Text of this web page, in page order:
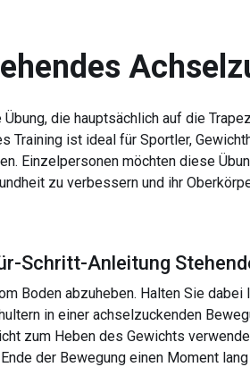
die hauptsächlich auf die
Training ist ideal für Sportler,
Einzelpersonen möchten diese
zu verbessern und ihr
Schritt-Anleitung
Boden abzuheben. Halten Sie dabei
in einer achselzuckenden
zum Heben des Gewichts
der Bewegung einen Moment